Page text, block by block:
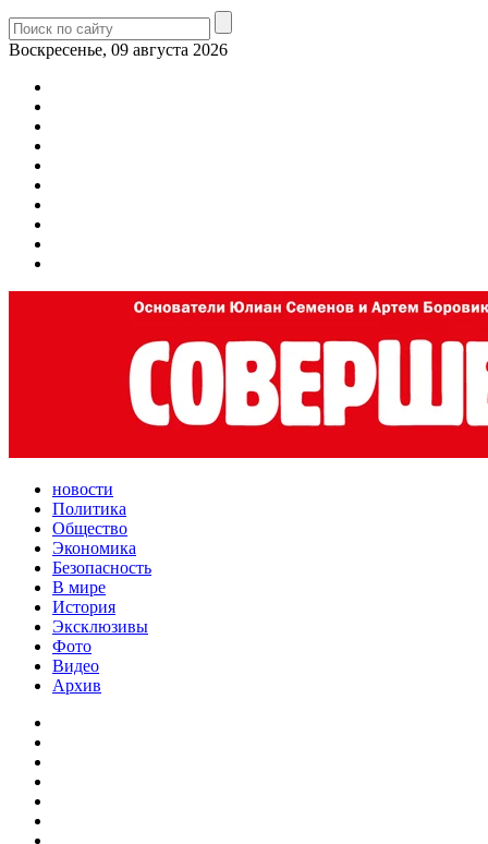
Воскресенье, 09 августа 2026
новости
Политика
Общество
Экономика
Безопасность
В мире
История
Эксклюзивы
Фото
Видео
Архив